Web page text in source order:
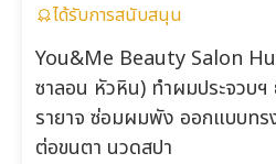
ได้รับการสนับสนุน
You&Me Beauty Salon
ซาลอน หัวหิน) ทำผมประจวบ
รายาจ ซ่อมผมพัง ออกแบบท
ต่อขนตา นวดสปา